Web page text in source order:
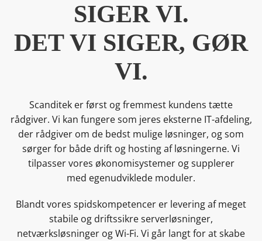
SIGER VI.
DET VI SIGER, GØR
VI.
Scanditek er først og fremmest kundens tætte
rådgiver. Vi kan fungere som jeres eksterne IT-afdeling,
der rådgiver om de bedst mulige løsninger, og som
sørger for både drift og hosting af løsningerne. Vi
tilpasser vores økonomisystemer og supplerer
med egenudviklede moduler.
Blandt vores spidskompetencer er levering af meget
stabile og driftssikre serverløsninger,
netværksløsninger og Wi-Fi. Vi går langt for at skabe